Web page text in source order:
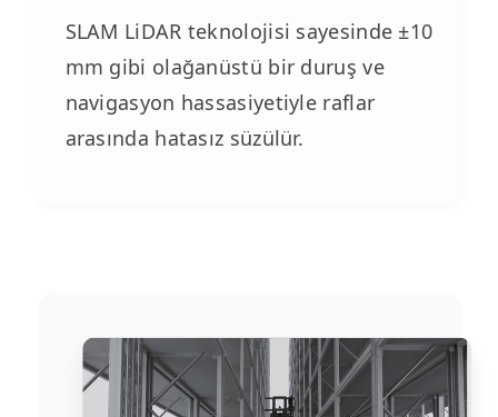
SLAM LiDAR teknolojisi sayesinde ±10
mm gibi olağanüstü bir duruş ve
navigasyon hassasiyetiyle raflar
arasında hatasız süzülür.